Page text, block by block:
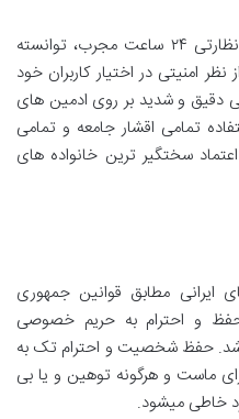
چت فارسی ماه چت با داشتن کادر نظارتی ۲۴ ساعت مجرب، توانسته
امنیتی در اختیار کاربران خود
دقیق و شدید بر روی ادمین های
تمامی اقشار جامعه و تمامی
سختگیر ترین خانواده های
ایرانی مطابق قوانین جمهوری
و احترام به حریم خصوصی
حفظ شخصیت و احترام تک به
ماست و هرگونه توهین و یا بی
خاطی میشود.